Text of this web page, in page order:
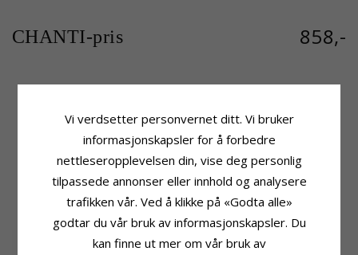
CHANTI-pris 858,-
Kjedetype: Hjertearmbånd
Sølv
Overflate: Strukturert
Bredde: 11,4 mm
Leveringstid:Ca. 5-10 Hverdager
KUNDER KJØPER OGSÅ
Vi verdsetter personvernet ditt. Vi bruker
informasjonskapsler for å forbedre
nettleseropplevelsen din, vise deg personlig
tilpassede annonser eller innhold og analysere
trafikken vår. Ved å klikke på «Godta alle»
godtar du vår bruk av informasjonskapsler. Du
kan finne ut mer om vår bruk av